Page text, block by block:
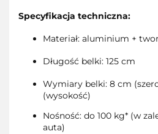
Specyfikacja techniczna:
Materiał: aluminium +
Długość belki: 125 cm
Wymiary belki: 8 cm
(wysokość)
Nośność: do 100 kg* (w
auta)